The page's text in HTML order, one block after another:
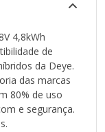
Discharge)
4,8kWh
de
da Deye.
das marcas
80% de uso
e segurança.